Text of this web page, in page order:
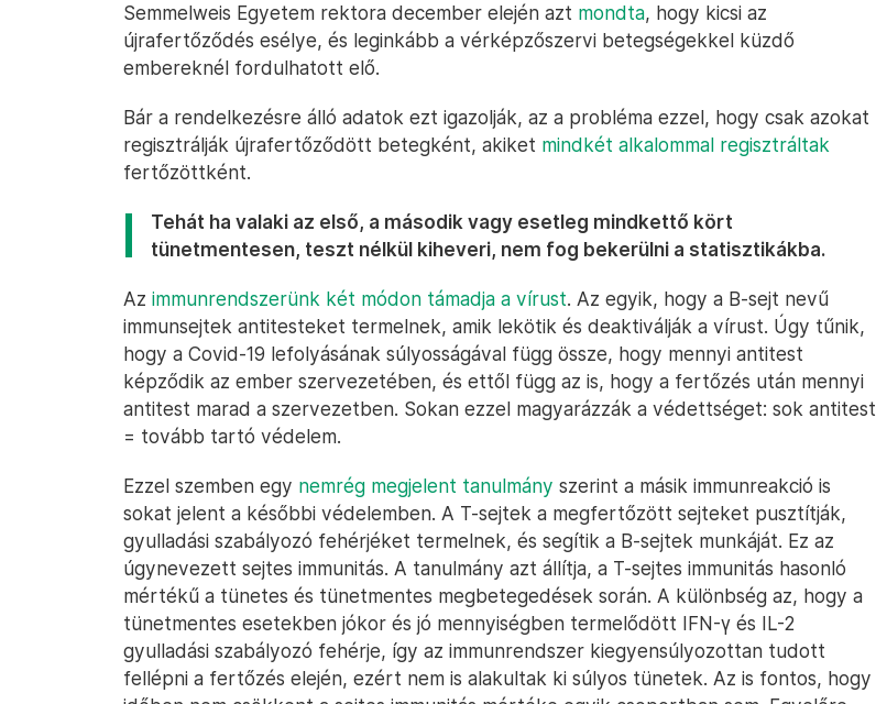
Semmelweis Egyetem rektora december elején azt mondta, hogy kicsi az
újrafertőződés esélye, és leginkább a vérképzőszervi betegségekkel küzdő
embereknél fordulhatott elő.
Bár a rendelkezésre álló adatok ezt igazolják, az a probléma ezzel, hogy csak azokat
regisztrálják újrafertőződött betegként, akiket mindkét alkalommal regisztráltak
fertőzöttként.
Tehát ha valaki az első, a második vagy esetleg mindkettő kört
tünetmentesen, teszt nélkül kiheveri, nem fog bekerülni a statisztikákba.
Az immunrendszerünk két módon támadja a vírust. Az egyik, hogy a B-sejt nevű
immunsejtek antitesteket termelnek, amik lekötik és deaktiválják a vírust. Úgy tűnik,
hogy a Covid-19 lefolyásának súlyosságával függ össze, hogy mennyi antitest
képződik az ember szervezetében, és ettől függ az is, hogy a fertőzés után mennyi
antitest marad a szervezetben. Sokan ezzel magyarázzák a védettséget: sok antitest
= tovább tartó védelem.
Ezzel szemben egy nemrég megjelent tanulmány szerint a másik immunreakció is
sokat jelent a későbbi védelemben. A T-sejtek a megfertőzött sejteket pusztítják,
gyulladási szabályozó fehérjéket termelnek, és segítik a B-sejtek munkáját. Ez az
úgynevezett sejtes immunitás. A tanulmány azt állítja, a T-sejtes immunitás hasonló
mértékű a tünetes és tünetmentes megbetegedések során. A különbség az, hogy a
tünetmentes esetekben jókor és jó mennyiségben termelődött IFN-γ és IL-2
gyulladási szabályozó fehérje, így az immunrendszer kiegyensúlyozottan tudott
fellépni a fertőzés elején, ezért nem is alakultak ki súlyos tünetek. Az is fontos, hogy